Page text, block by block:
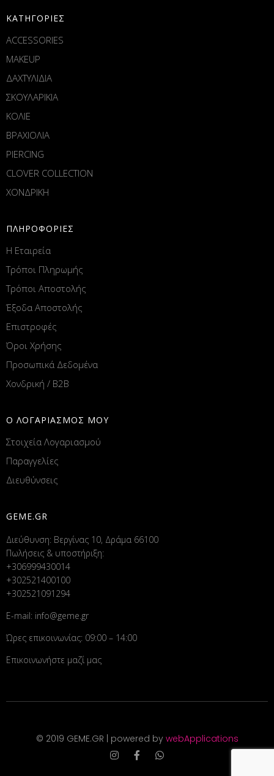
ΚΑΤΗΓΟΡΙΕΣ
ACCESSORIES
MAKEUP
ΔΑΧΤΥΛΙΔΙΑ
ΣΚΟΥΛΑΡΙΚΙΑ
ΚΟΛΙΕ
ΒΡΑΧΙΟΛΙΑ
PIERCING
CLOVER COLLECTION
ΧΟΝΔΡΙΚΗ
ΠΛΗΡΟΦΟΡΙΕΣ
Η Εταιρεία
Τρόποι Πληρωμής
Τρόποι Αποστολής
Έξοδα Αποστολής
Επιστροφές
Όροι Χρήσης
Προσωπικά Δεδομένα
Χονδρική / B2B
Ο ΛΟΓΑΡΙΑΣΜΟΣ ΜΟΥ
Στοιχεία Λογαριασμού
Παραγγελίες
Διευθύνσεις
GEME.GR
Διεύθυνση: Βεργίνας 10, Δράμα 66100
Πωλήσεις & υποστήριξη:
+306999430014
+302521400100
+302521091294
E-mail: info@geme.gr
Ώρες επικοινωνίας: 09:00 – 14:00
Επικοινωνήστε μαζί μας
© 2019 GEME.GR | powered by webApplications